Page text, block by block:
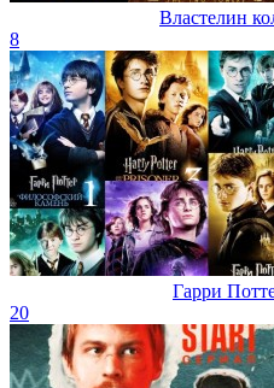
Властелин
8
Гарри
20